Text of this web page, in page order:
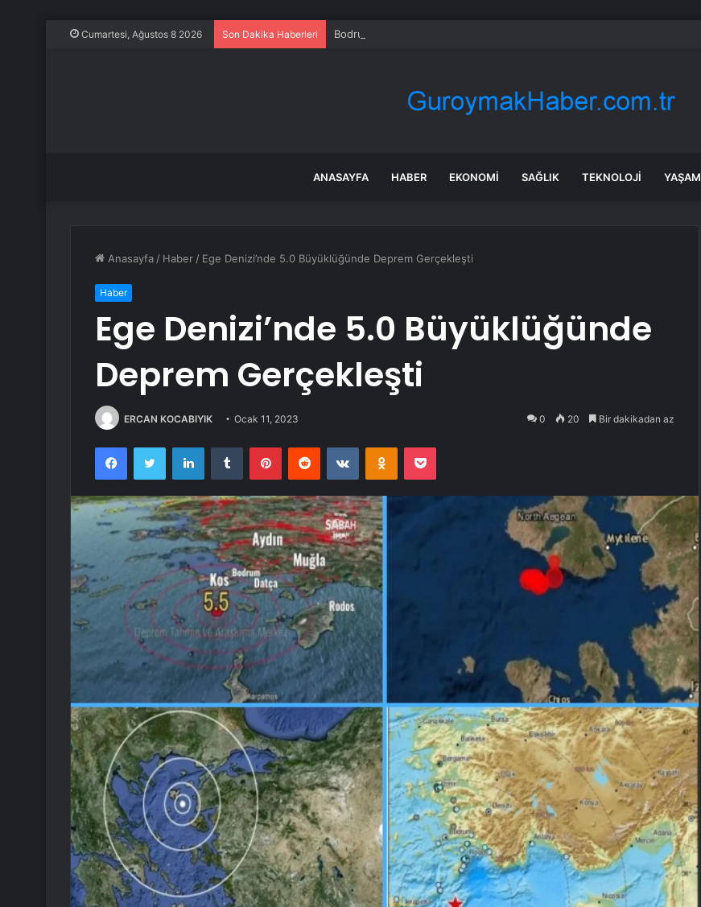
Cumartesi, Ağustos 8 2026 Son Dakika Haberleri Bodrum yerine Bayburt: Hakan Çalhanoğlu’ndan köy tatili!
ANASAYFA HABER EKONOMI SAĞLIK TEKNOLOJI YAŞAM
Anasayfa / Haber / Ege Denizi’nde 5.0 Büyüklüğünde Deprem Gerçekleşti
Haber
Ege Denizi’nde 5.0 Büyüklüğünde
Deprem Gerçekleşti
ERCAN KOCABIYIK Ocak 11, 2023 0 20 Bir dakikadan az
FacebookTwitter LinkedInTumblr PinterestReddit VKontakteOdnoklassniki
Pocket